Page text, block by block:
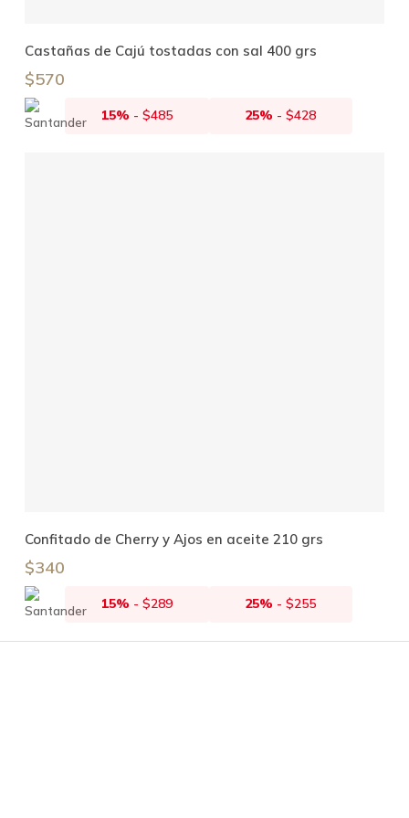
Añadir Al Carrito
Castañas de Cajú tostadas con sal 400 grs
$570
15% - $485 25% -$428
Añadir Al Carrito
Confitado de Cherry y Ajos en aceite 210 grs
$340
15% - $289 25% -$255